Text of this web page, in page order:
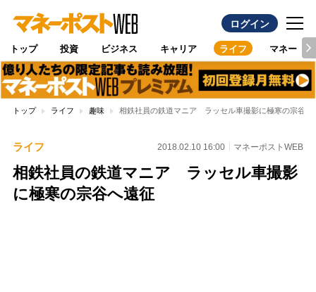
ログイン
トップ 投資 ビジネス キャリア ライフ マネー
トップ ライフ 趣味 相鉄社員の鉄道マニア ラッセル車撮影に極寒の宗谷へ
ライフ 2018.02.10 16:00 マネーポストWEB
相鉄社員の鉄道マニア ラッセル車撮影
に極寒の宗谷へ遠征